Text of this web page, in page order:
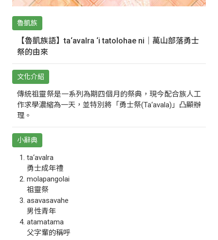
魯凱族
【魯凱族語】ta‘avalra ‘i tatolohae ni｜萬山部落勇士
祭的由來
文化介紹
傳統祖靈祭是一系列為期四個月的祭典，現今配合族人工
作求學濃縮為一天，並特別將「勇士祭(Ta‘avala)」凸顯辦
理。
小辭典
ta‘avalra
勇士成年禮
molapangolai
祖靈祭
asavasavahe
男性青年
atamatama
父字輩的稱呼